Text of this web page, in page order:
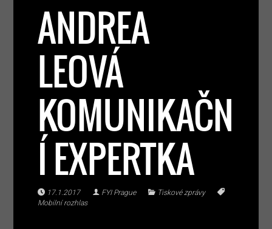
ANDREA
LEOVÁ
KOMUNIKAČN
Í EXPERTKA
17.1.2017 FYI Prague
Tiskové zprávy
Mobilní rozhlas